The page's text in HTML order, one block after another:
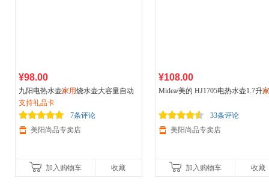
¥98.00
九阳电热水壶家用烧水壶大容量自动
断电保温电水壶304不锈钢水壶
支持礼品卡
7条评论
美阳尚品专卖店
加入购物车 收藏
¥108.00
Midea/美的 HJ1705电热水壶1.7升
33条评论
美阳尚品专卖店
加入购物车 收藏